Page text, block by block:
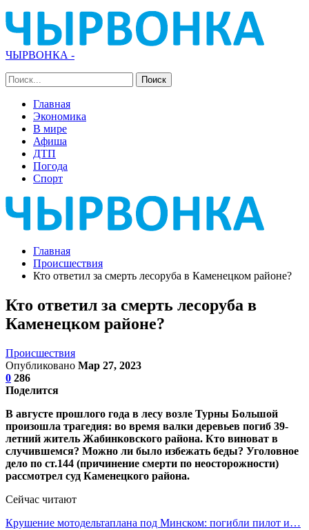
ЧЫРВОНКА -
Главная
Экономика
В мире
Афиша
ДТП
Погода
Спорт
Главная
Происшествия
Кто ответил за смерть лесоруба в Каменецком районе?
Кто ответил за смерть лесоруба в
Каменецком районе?
Происшествия
Опубликовано Мар 27, 2023
0 286
Поделится
В августе прошлого года в лесу возле Турны Большой
произошла трагедия: во время валки деревьев погиб 39-
летний житель Жабинковского района. Кто виноват в
случившемся? Можно ли было избежать беды? Уголовное
дело по ст.144 (причинение смерти по неосторожности)
рассмотрел суд Каменецкого района.
Сейчас читают
Крушение мотодельтаплана под Минском: погибли пилот и…